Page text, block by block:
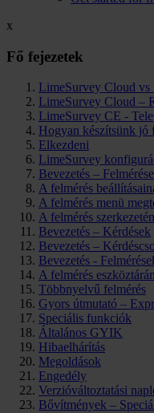
x
Fő fejezetek
LimeSurvey Cloud
LimeSurvey Cloud –
LimeSurvey CE -
Hogyan készítsünk jó
Elkezdeni
LimeSurvey
Bevezetés –
A felmérés
A felmérés menü
A felmérés
Bevezetés – Kérdések
Bevezetés –
Bevezetés -
A felmérés
Többnyelvű felmérés
Gyors útmutató –
Speciális funkciók
Általános GYIK
Hibaelhárítás
Megoldások
Engedély
Verzióváltoztatási
Bővítmények –